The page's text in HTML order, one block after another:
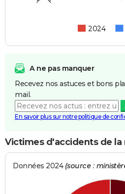
2024
A ne pas manquer
Recevez nos astuces et bons
mail.
En savoir plus sur notre politique de
Victimes d'accidents de la
Données 2024 (source :